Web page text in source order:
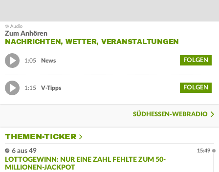
Zum Anhören
NACHRICHTEN, WETTER, VERANSTALTUNGEN
1:05 News FOLGEN
1:15 V-Tipps FOLGEN
SÜDHESSEN-WEBRADIO
THEMEN-TICKER
6 aus 49
LOTTOGEWINN: NUR EINE ZAHL FEHLTE ZUM 50-
MILLIONEN-JACKPOT
15:49